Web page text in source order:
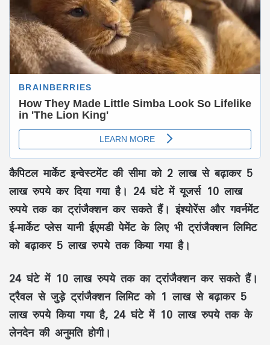
कैपिटल मार्केट इन्वेस्टमेंट की सीमा को 2 लाख से बढ़ाकर 5
लाख रुपये कर दिया गया है। 24 घंटे में यूजर्स 10 लाख
रुपये तक का ट्रांजैक्शन कर सकते हैं। इंश्योरेंस और गवर्नमेंट
ई-मार्केट प्लेस यानी ईएमडी पेमेंट के लिए भी ट्रांजैक्शन लिमिट
को बढ़ाकर 5 लाख रुपये तक किया गया है।
24 घंटे में 10 लाख रुपये तक का ट्रांजैक्शन कर सकते हैं।
ट्रैवल से जुड़े ट्रांजैक्शन लिमिट को 1 लाख से बढ़ाकर 5
लाख रुपये किया गया है, 24 घंटे में 10 लाख रुपये तक के
लेनदेन की अनुमति होगी।